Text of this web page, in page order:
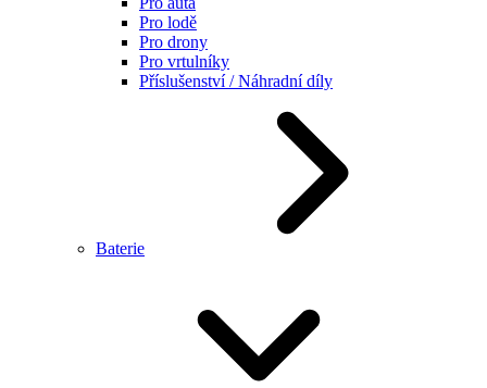
Pro lodě
Pro drony
Pro vrtulníky
Příslušenství / Náhradní díly
Baterie